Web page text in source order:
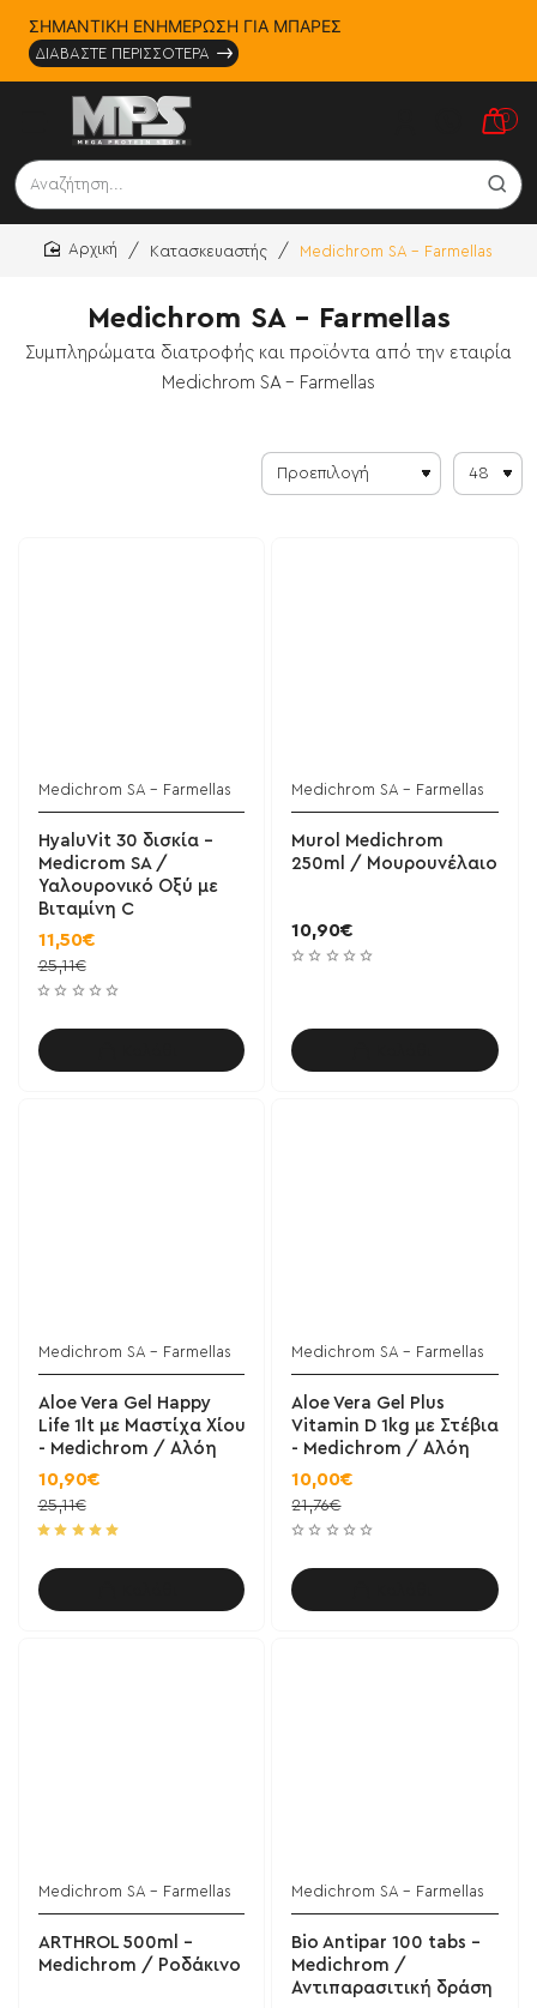
ΣΗΜΑΝΤΙΚΗ ΕΝΗΜΕΡΩΣΗ ΓΙΑ ΜΠΑΡΕΣ
ΔΙΑΒΑΣΤΕ ΠΕΡΙΣΣΟΤΕΡΑ
0
Αναζήτηση...
Medichrom SA - Farmellas
Συμπληρώματα διατροφής και προϊόντα από την εταιρία
Medichrom SA - Farmellas
Κατασκευαστής Medichrom SA - Farmellas
Medichrom SA - Farmellas
HyaluVit 30 δισκία -
Medicrom SA /
Υαλουρονικό Οξύ με
Βιταμίνη C
11,50€
25,11€
Medichrom SA - Farmellas
Murol Medichrom
250ml / Μουρουνέλαιο
10,90€
Medichrom SA - Farmellas
Aloe Vera Gel Happy
Life 1lt με Μαστίχα Χίου
- Medichrom / Αλόη
10,90€
25,11€
Medichrom SA - Farmellas
Aloe Vera Gel Plus
Vitamin D 1kg με Στέβια
- Medichrom / Αλόη
10,00€
21,76€
ΝΕΟ
Medichrom SA - Farmellas
ARTHROL 500ml -
Medichrom / Ροδάκινο
Medichrom SA - Farmellas
Bio Antipar 100 tabs -
Medichrom /
Αντιπαρασιτική δράση